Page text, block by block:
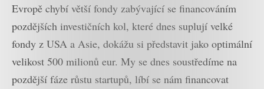
Evropě chybí větší fondy zabývající se financováním
pozdějších investičních kol, které dnes suplují velké
fondy z USA a Asie, dokážu si představit jako optimální
velikost 500 milionů eur. My se dnes soustředíme na
pozdější fáze růstu startupů, líbí se nám financovat